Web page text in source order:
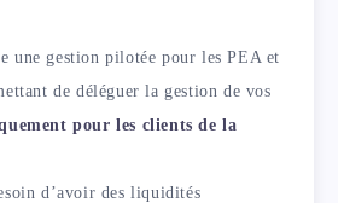
une gestion pilotée pour les PEA et
de déléguer la gestion de vos
pour les clients de la
d’avoir des liquidités